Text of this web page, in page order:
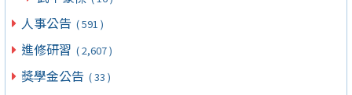
人事公告 ( 591 )
進修研習 ( 2,607 )
獎學金公告 ( 33 )